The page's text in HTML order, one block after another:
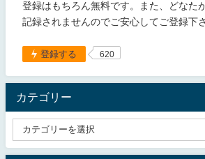
登録はもちろん無料です。また、どなた
記録されませんのでご安心してご登録下
登録する 620
カテゴリー